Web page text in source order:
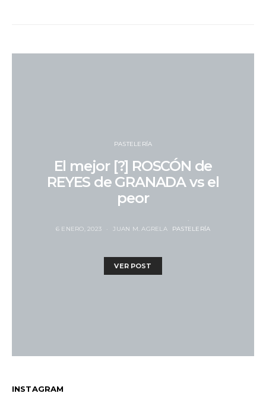
PASTELERÍA
El mejor [?] ROSCÓN de
REYES de GRANADA vs el
peor
6 ENERO, 2023 JUAN M. AGRELA PASTELERÍA
VER POST
INSTAGRAM